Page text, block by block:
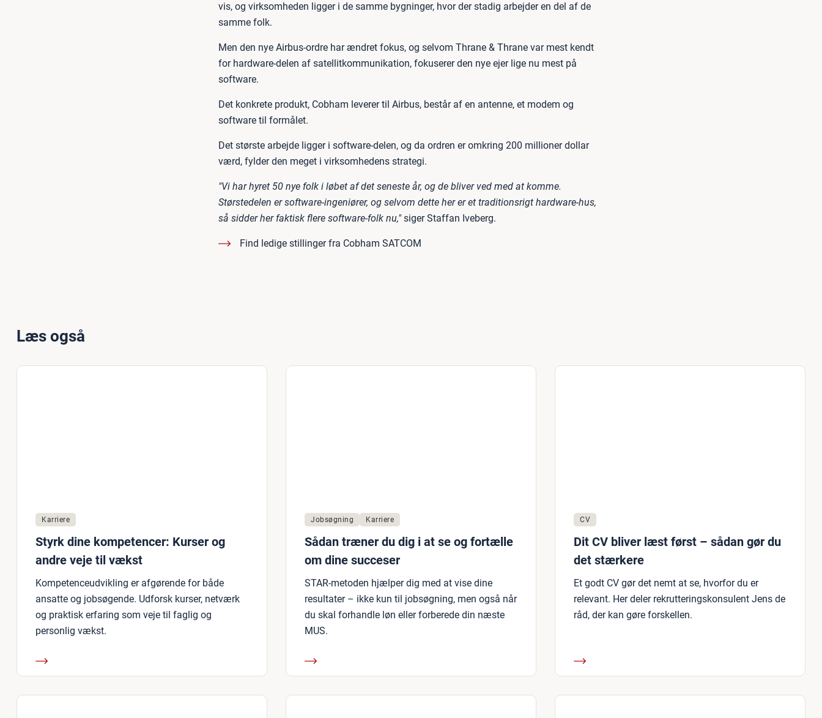
vis, og virksomheden ligger i de samme bygninger, hvor der stadig arbejder en del af de
samme folk.
Men den nye Airbus-ordre har ændret fokus, og selvom Thrane & Thrane var mest kendt
for hardware-delen af satellitkommunikation, fokuserer den nye ejer lige nu mest på
software.
Det konkrete produkt, Cobham leverer til Airbus, består af en antenne, et modem og
software til formålet.
Det største arbejde ligger i software-delen, og da ordren er omkring 200 millioner dollar
værd, fylder den meget i virksomhedens strategi.
"Vi har hyret 50 nye folk i løbet af det seneste år, og de bliver ved med at komme.
Størstedelen er software-ingeniører, og selvom dette her er et traditionsrigt hardware-hus,
så sidder her faktisk flere software-folk nu,"siger Staffan Iveberg.
Find ledige stillinger fra Cobham SATCOM
Læs også
Karriere
Styrk dine kompetencer: Kurser og
andre veje til vækst
Kompetenceudvikling er afgørende for både
ansatte og jobsøgende. Udforsk kurser, netværk
og praktisk erfaring som veje til faglig og
personlig vækst.
Jobsøgning Karriere
Sådan træner du dig i at se og fortælle
om dine succeser
STAR-metoden hjælper dig med at vise dine
resultater – ikke kun til jobsøgning, men også når
du skal forhandle løn eller forberede din næste
MUS.
CV
Dit CV bliver læst først – sådan gør du
det stærkere
Et godt CV gør det nemt at se, hvorfor du er
relevant. Her deler rekrutteringskonsulent Jens de
råd, der kan gøre forskellen.